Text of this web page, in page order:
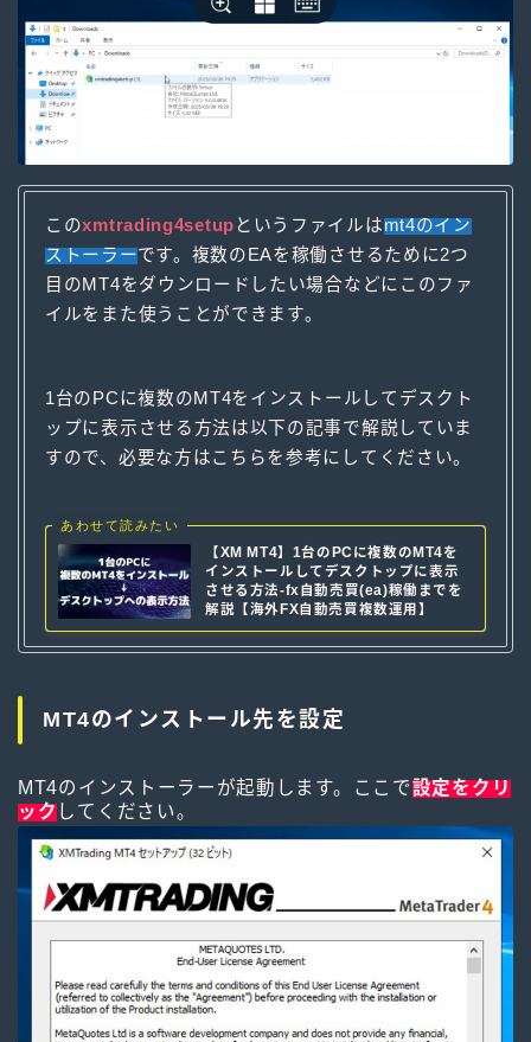
このxmtrading4setup というファイルはmt4のイン
ストーラーです。複数のEAを稼働させるために2つ
目のMT4をダウンロードしたい場合などにこのファ
イルをまた使うことができます。
1台のPCに複数のMT4をインストールしてデスクト
ップに表示させる方法は以下の記事で解説していま
すので、必要な方はこちらを参考にしてください。
あわせて読みたい
【XM MT4】1台のPCに複数のMT4を
インストールしてデスクトップに表示
させる方法-fx自動売買(ea)稼働までを
解説【海外FX自動売買複数運用】
MT4のインストール先を設定
MT4のインストーラーが起動します。ここで設定をクリ
ック してください。